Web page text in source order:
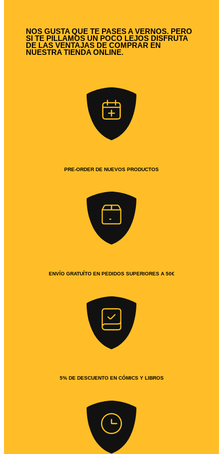
NOS GUSTA QUE TE PASES A VERNOS. PERO
SI TE PILLAMOS UN POCO LEJOS DISFRUTA
DE LAS VENTAJAS DE COMPRAR EN
NUESTRA TIENDA ONLINE.
PRE-ORDER DE NUEVOS PRODUCTOS
ENVÍO GRATUÍTO EN PEDIDOS SUPERIORES A 50€
5% DE DESCUENTO EN CÓMICS Y LIBROS